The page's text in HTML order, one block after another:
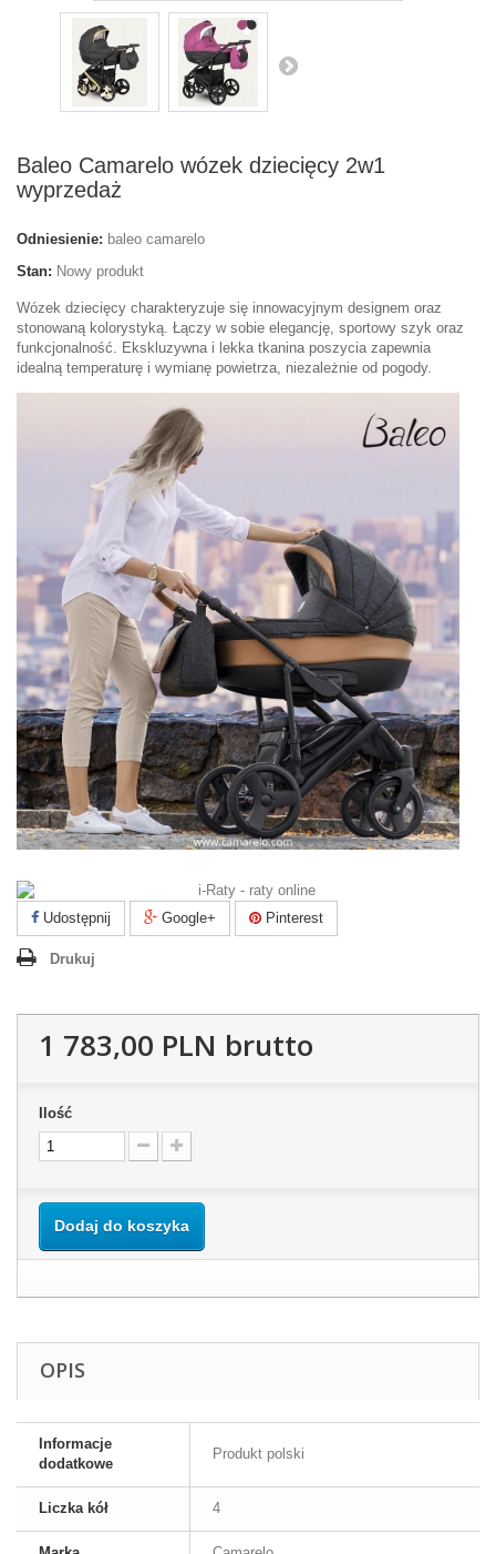
Baleo Camarelo wózek dziecięcy 2w1
wyprzedaż
Odniesienie: baleo camarelo
Stan: Nowy produkt
Wózek dziecięcy charakteryzuje się innowacyjnym designem oraz
stonowaną kolorystyką. Łączy w sobie elegancję, sportowy szyk oraz
funkcjonalność. Ekskluzywna i lekka tkanina poszycia zapewnia
idealną temperaturę i wymianę powietrza, niezależnie od pogody.
Udostępnij Google+ Pinterest
Drukuj
1 783,00 PLN brutto
Ilość
Dodaj do koszyka
OPIS
Informacje
dodatkowe
Produkt polski
Liczka kół 4